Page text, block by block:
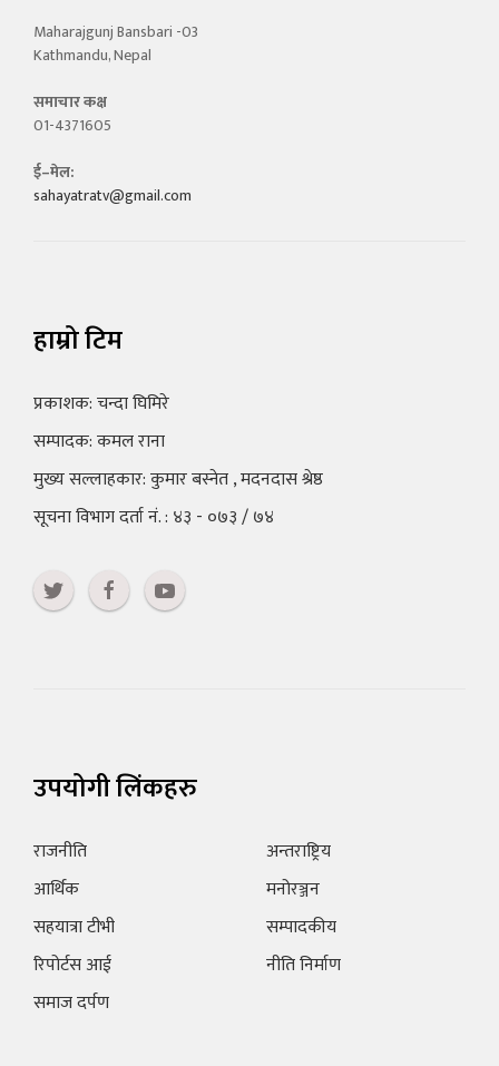
Maharajgunj Bansbari -03
Kathmandu, Nepal
समाचार कक्ष
01-4371605
ई–मेल:
sahayatratv@gmail.com
हाम्रो टिम
प्रकाशक: चन्दा घिमिरे
सम्पादक: कमल राना
मुख्य सल्लाहकार: कुमार बस्नेत , मदनदास श्रेष्ठ
सूचना विभाग दर्ता नं. : ४३ - ०७३ / ७४
उपयोगी लिंकहरु
राजनीति
आर्थिक
सहयात्रा टीभी
रिपोर्टस आई
समाज दर्पण
अन्तराष्ट्रिय
मनोरञ्जन
सम्पादकीय
नीति निर्माण